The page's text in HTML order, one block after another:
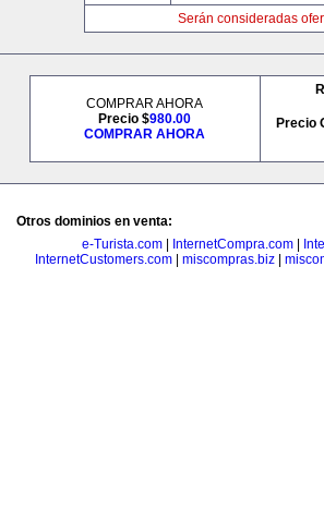
Serán consideradas
COMPRAR AHORA
Precio $980.00
COMPRAR AHORA
Precio
Otros dominios en venta:
e-Turista.com
InternetCompra.com
InternetCustomers.com| miscompras.biz|